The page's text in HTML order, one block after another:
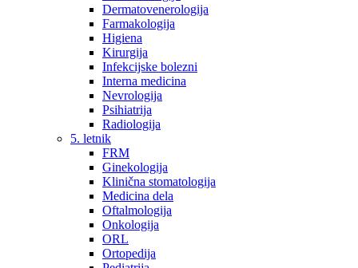
Dermatovenerologija
Farmakologija
Higiena
Kirurgija
Infekcijske bolezni
Interna medicina
Nevrologija
Psihiatrija
Radiologija
5. letnik
FRM
Ginekologija
Klinična stomatologija
Medicina dela
Oftalmologija
Onkologija
ORL
Ortopedija